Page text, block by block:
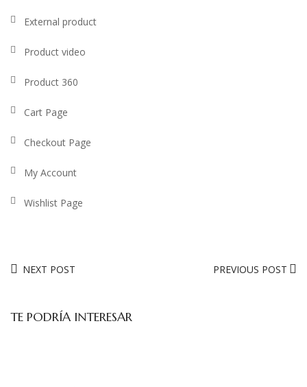
External product
Product video
Product 360
Cart Page
Checkout Page
My Account
Wishlist Page
NEXT POST PREVIOUS POST
TE PODRÍA INTERESAR